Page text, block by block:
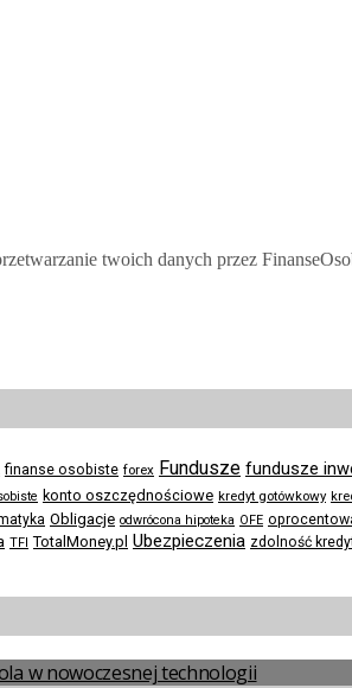
twoich danych przez
finanse osobiste forex Fundusze fundusze
konto oszczędnościowe kredyt gotówkowy
Obligacje odwrócona hipoteka OFE
TFI TotalMoney.pl Ubezpieczenia zdolność
w nowoczesnej technologii